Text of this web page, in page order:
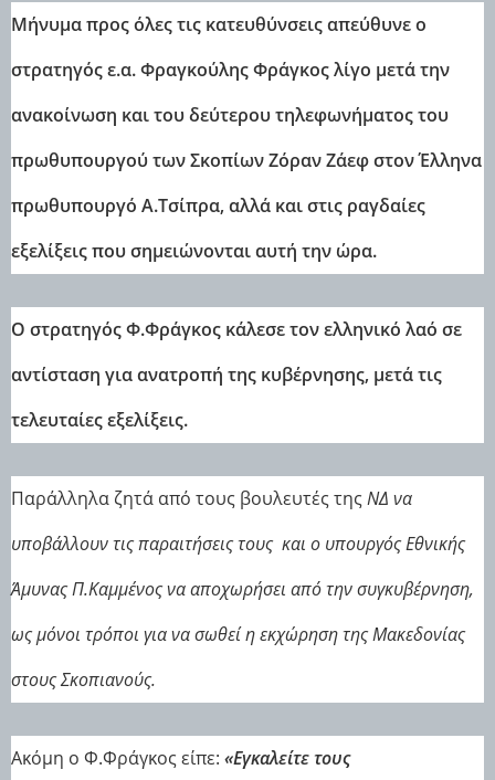
Μήνυμα προς όλες τις κατευθύνσεις απεύθυνε ο
στρατηγός ε.α. Φραγκούλης Φράγκος λίγο μετά την
ανακοίνωση και του δεύτερου τηλεφωνήματος του
πρωθυπουργού των Σκοπίων Ζόραν Ζάεφ στον Έλληνα
πρωθυπουργό Α.Τσίπρα, αλλά και στις ραγδαίες
εξελίξεις που σημειώνονται αυτή την ώρα.
Ο στρατηγός Φ.Φράγκος κάλεσε τον ελληνικό λαό σε
αντίσταση για ανατροπή της κυβέρνησης, μετά τις
τελευταίες εξελίξεις.
Παράλληλα ζητά από τους βουλευτές της ΝΔ να
υποβάλλουν τις παραιτήσεις τους και ο υπουργός Εθνικής
Άμυνας Π.Καμμένος να αποχωρήσει από την συγκυβέρνηση,
ως μόνοι τρόποι για να σωθεί η εκχώρηση της Μακεδονίας
στους Σκοπιανούς.
Ακόμη ο Φ.Φράγκος είπε: «Εγκαλείτε τους